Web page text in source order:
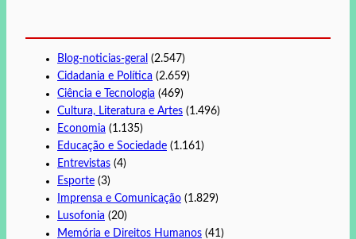
Blog-noticias-geral (2.547)
Cidadania e Política (2.659)
Ciência e Tecnologia (469)
Cultura, Literatura e Artes (1.496)
Economia (1.135)
Educação e Sociedade (1.161)
Entrevistas (4)
Esporte (3)
Imprensa e Comunicação (1.829)
Lusofonia (20)
Memória e Direitos Humanos (41)